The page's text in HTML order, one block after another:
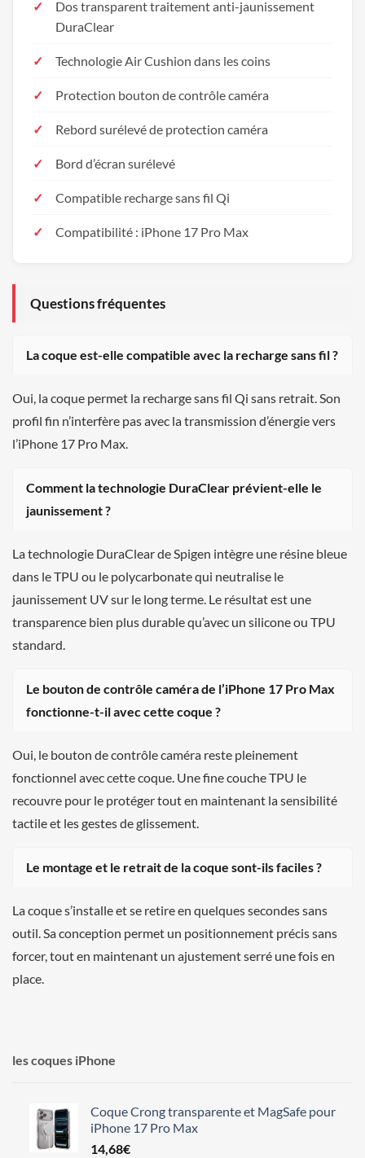
Dos transparent traitement anti-jaunissement
DuraClear
Technologie Air Cushion dans les coins
Protection bouton de contrôle caméra
Rebord surélevé de protection caméra
Bord d’écran surélevé
Compatible recharge sans fil Qi
Compatibilité : iPhone 17 Pro Max
Questions fréquentes
La coque est-elle compatible avec la recharge sans fil ?
Oui, la coque permet la recharge sans fil Qi sans retrait. Son
profil fin n’interfère pas avec la transmission d’énergie vers
l’iPhone 17 Pro Max.
Comment la technologie DuraClear prévient-elle le
jaunissement ?
La technologie DuraClear de Spigen intègre une résine bleue
dans le TPU ou le polycarbonate qui neutralise le
jaunissement UV sur le long terme. Le résultat est une
transparence bien plus durable qu’avec un silicone ou TPU
standard.
Le bouton de contrôle caméra de l’iPhone 17 Pro Max
fonctionne-t-il avec cette coque ?
Oui, le bouton de contrôle caméra reste pleinement
fonctionnel avec cette coque. Une fine couche TPU le
recouvre pour le protéger tout en maintenant la sensibilité
tactile et les gestes de glissement.
Le montage et le retrait de la coque sont-ils faciles ?
La coque s’installe et se retire en quelques secondes sans
outil. Sa conception permet un positionnement précis sans
forcer, tout en maintenant un ajustement serré une fois en
place.
les coques iPhone
Coque Crong transparente et MagSafe pour
iPhone 17 Pro Max
14,68€